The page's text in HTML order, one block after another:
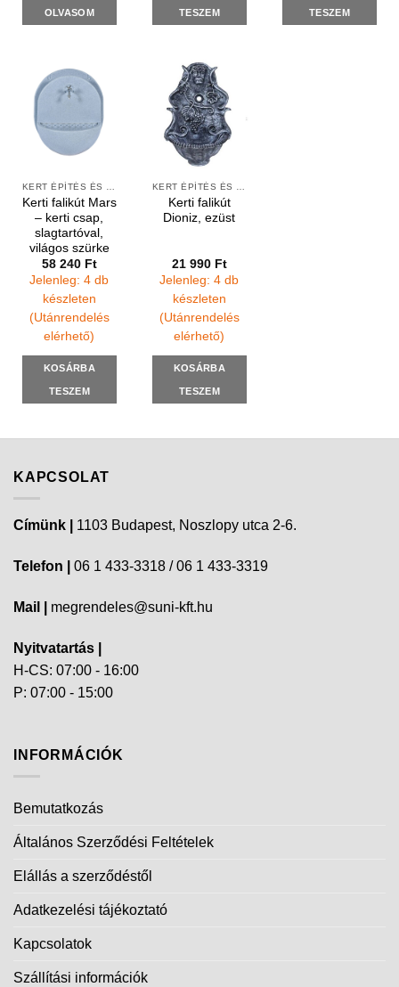
OLVASOM TESZEM TESZEM
Kerti falikút Mars
– kerti csap,
slagtartóval,
világos szürke
58 240 Ft
Jelenleg: 4 db
készleten
(Utánrendelés
elérhető)
KOSÁRBA
TESZEM
Kerti falikút
Dioniz, ezüst
21 990 Ft
Jelenleg: 4 db
készleten
(Utánrendelés
elérhető)
KOSÁRBA
TESZEM
KAPCSOLAT
Címünk | 1103 Budapest, Noszlopy utca 2-6.
Telefon | 06 1 433-3318 / 06 1 433-3319
Mail | megrendeles@suni-kft.hu
Nyitvatartás |
H-CS: 07:00 - 16:00
P: 07:00 - 15:00
INFORMÁCIÓK
Bemutatkozás
Általános Szerződési Feltételek
Elállás a szerződéstől
Adatkezelési tájékoztató
Kapcsolatok
Szállítási információk